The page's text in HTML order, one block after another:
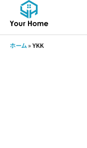
ホーム »YKK